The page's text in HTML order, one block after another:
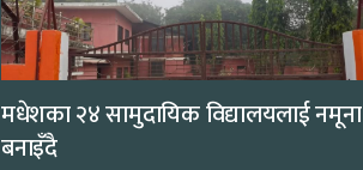
मधेशका २४ सामुदायिक विद्यालयलाई नमूना
बनाइँदै